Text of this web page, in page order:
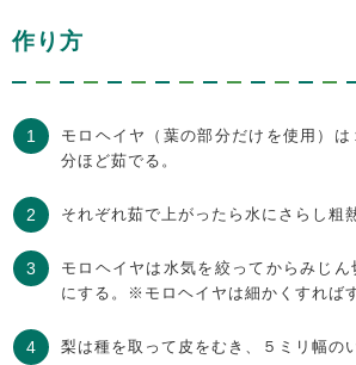
作り方
モロヘイヤ（葉の部分だけを使用）は
分ほど茹でる。
それぞれ茹で上がったら水にさらし粗
モロヘイヤは水気を絞ってからみじん
にする。※モロヘイヤは細かくすれば
梨は種を取って皮をむき、５ミリ幅の